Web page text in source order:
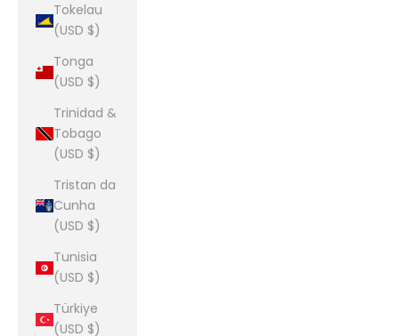
Tokelau
(USD $)
Tonga
(USD $)
Trinidad &
Tobago
(USD $)
Tristan da
Cunha
(USD $)
Tunisia
(USD $)
Türkiye
(USD $)